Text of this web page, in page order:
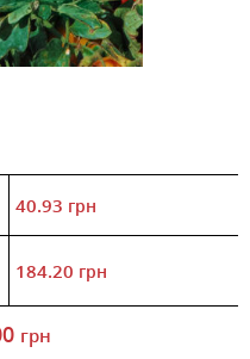
40.93 грн
184.20 грн
грн